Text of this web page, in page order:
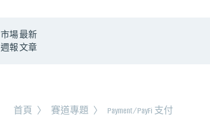
市場
週報
最新
文章
首頁 〉 賽道專題 〉 Payment/PayFi 支付